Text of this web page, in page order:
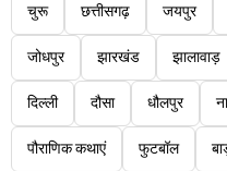
चुरू छत्तीसगढ़ जयपुर
जोधपुर झारखंड झालावाड़
दिल्ली दौसा धौलपुर
पौराणिक कथाएं फुटबॉल